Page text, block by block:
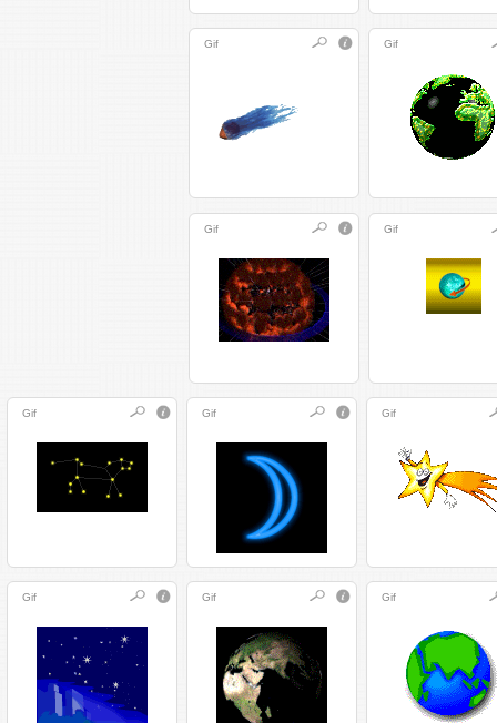
Gif Gif
Gif Gif
Gif Gif Gif
Gif Gif Gif